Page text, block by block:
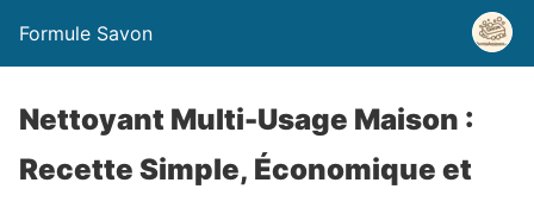
Formule Savon
Nettoyant Multi-Usage Maison :
Recette Simple, Économique et